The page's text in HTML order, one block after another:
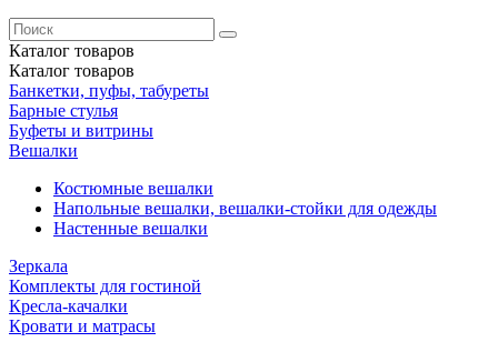
Каталог товаров
Каталог товаров
Банкетки, пуфы, табуреты
Барные стулья
Буфеты и витрины
Вешалки
Костюмные вешалки
Напольные вешалки, вешалки-стойки для одежды
Настенные вешалки
Зеркала
Комплекты для гостиной
Кресла-качалки
Кровати и матрасы